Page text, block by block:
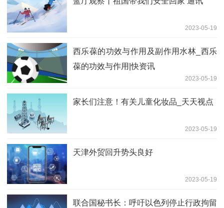
2023-05-19
西乐葆的功效与作用及副作用水林_西乐
葆的功效与作用|快资讯
2023-05-19
家长们注意！有关儿童化妆品_天天视点
2023-05-19
天津外贸回升势头良好
2023-05-19
联合国秘书长：呼吁以色列停止行政拘留